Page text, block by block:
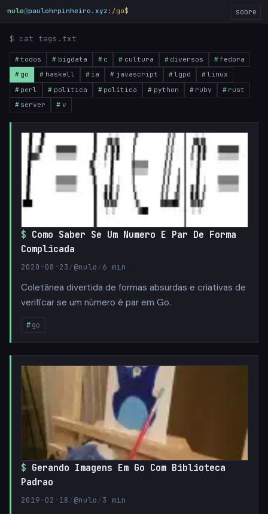
nulo@paulohrpinheiro.xyz :/go$ sobre
$ cat tags.txt
todos bigdata c cultura diversos
fedora
go
haskell ia javascript lgpd
linux
perl
politica política python ruby
rust
server
v
Como Saber Se Um Numero E Par De Forma
Complicada
2020-08-23 /@nulo /6 min
Coletânea divertida de formas absurdas e criativas de
verificar se um número é par em Go.
go
Gerando Imagens Em Go Com Biblioteca
Padrao
2019-02-18 /@nulo /3 min